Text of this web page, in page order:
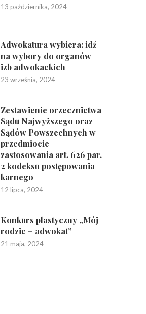
13 października, 2024
Adwokatura wybiera: idź
na wybory do organów
izb adwokackich
23 września, 2024
Zestawienie orzecznictwa
Sądu Najwyższego oraz
Sądów Powszechnych w
przedmiocie
zastosowania art. 626 par.
2 kodeksu postępowania
karnego
12 lipca, 2024
Konkurs plastyczny „Mój
rodzic – adwokat”
21 maja, 2024